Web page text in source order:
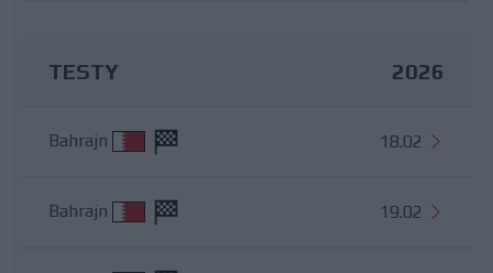
TESTY 2026
Bahrajn 18.02
Bahrajn 19.02